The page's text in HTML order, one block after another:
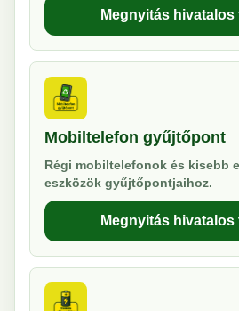
Megnyitás hivatalos
Mobiltelefon gyűjtőpont
Régi mobiltelefonok és kisebb
eszközök gyűjtőpontjaihoz.
Megnyitás hivatalos